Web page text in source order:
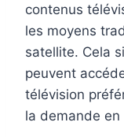
contenus
les moyens
satellite. Cela
peuvent
télévision
la demande